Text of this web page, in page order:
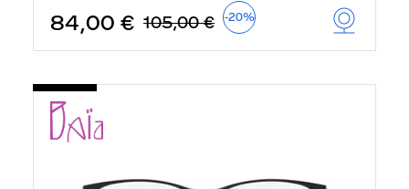
84,00 € 105,00 € -20%